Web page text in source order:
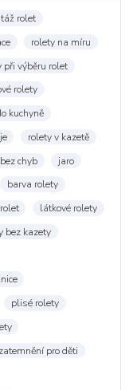
rolet
rolety na míru
při výběru rolet
rolety
kuchyně
rolety v kazetě
chyb
jaro
barva rolety
látkové rolety
bez kazety
plisé rolety
zatemnění pro děti